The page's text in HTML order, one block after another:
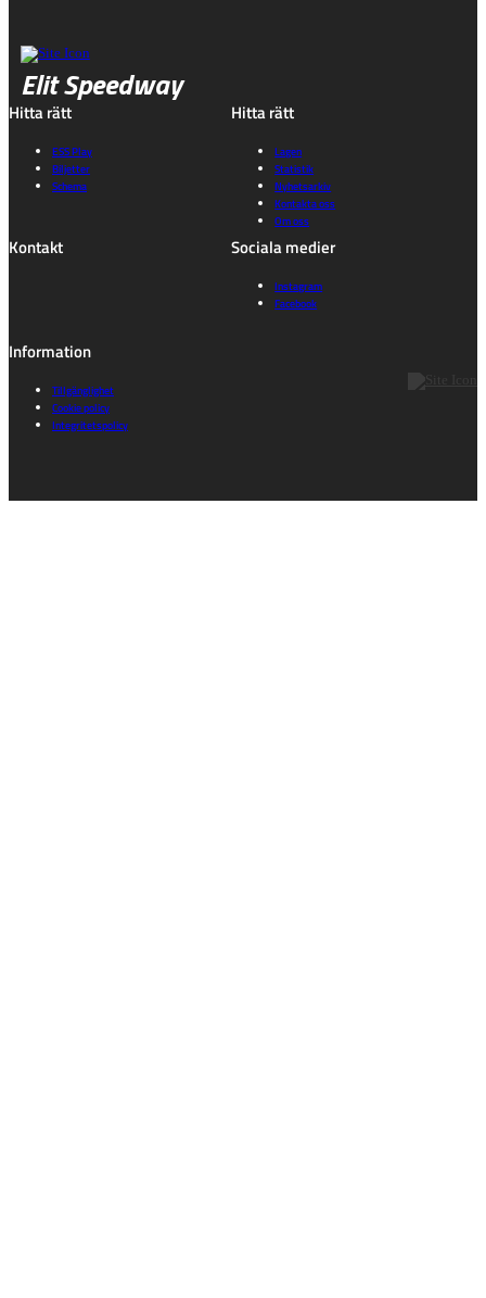
Elit Speedway
Hitta rätt
ESS Play
Biljetter
Schema
Hitta rätt
Lagen
Statistik
Nyhetsarkiv
Kontakta oss
Om oss
Kontakt Sociala medier
Instagram
Facebook
Information
Tillgänglighet
Cookie policy
Integritetspolicy